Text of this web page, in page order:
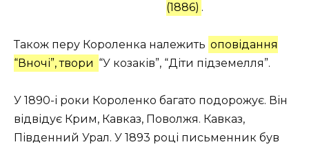
(1886) .
Також перу Короленка належить оповідання
“Вночі”, твори “У козаків”, “Діти підземелля”.
У 1890-і роки Короленко багато подорожує. Він
відвідує Крим, Кавказ, Поволжя. Кавказ,
Південний Урал. У 1893 році письменник був